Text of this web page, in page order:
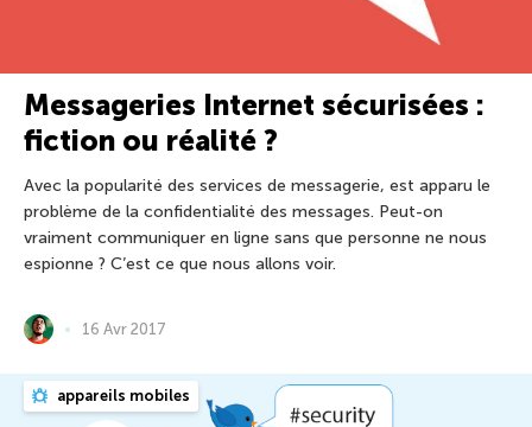
Messageries Internet sécurisées :
fiction ou réalité ?
Avec la popularité des services de messagerie, est apparu le
problème de la confidentialité des messages. Peut-on
vraiment communiquer en ligne sans que personne ne nous
espionne ? C’est ce que nous allons voir.
16 Avr 2017
appareils mobiles